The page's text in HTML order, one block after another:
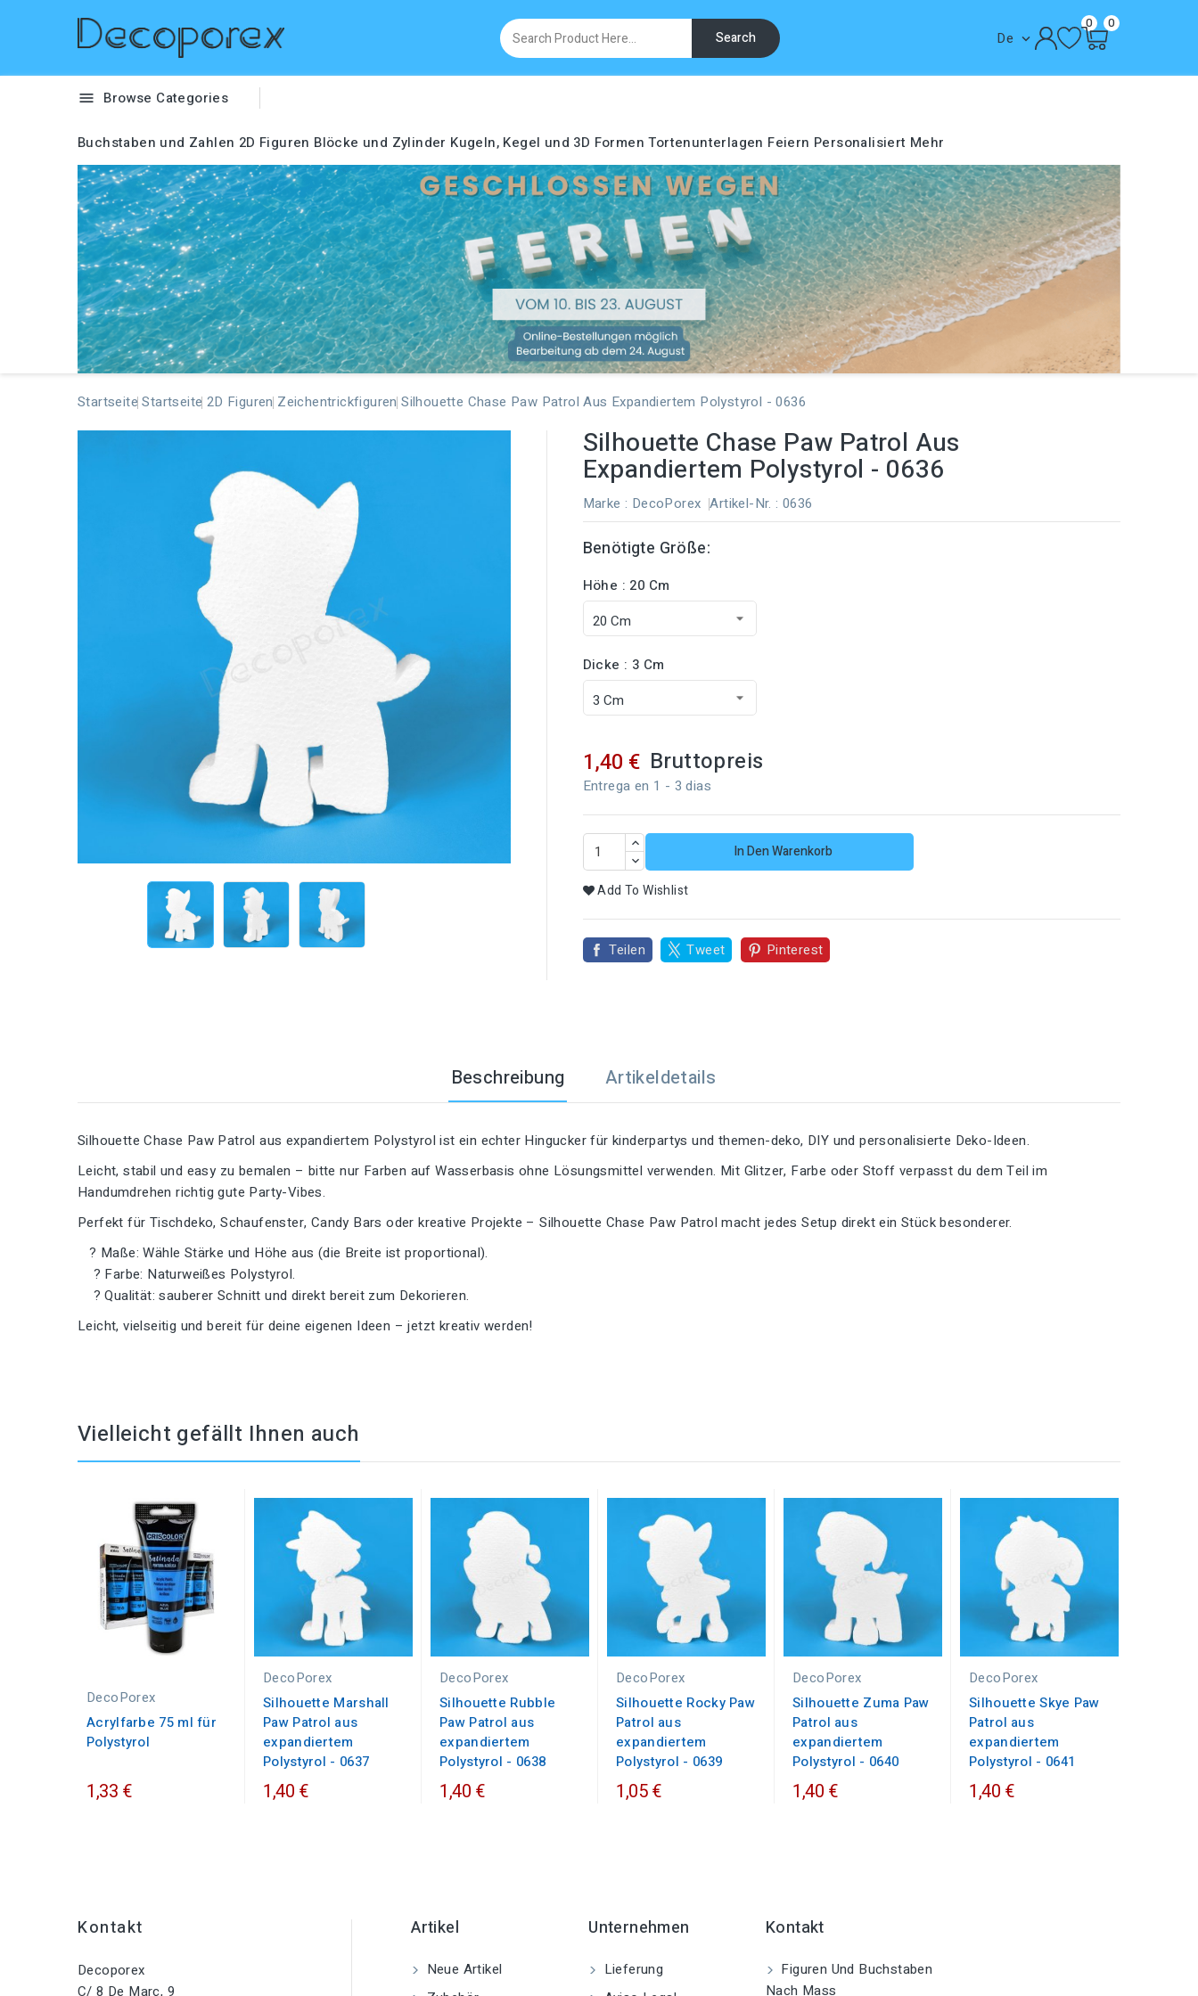
Search De 
0 0
 Browse Categories
Buchstaben und Zahlen 2D Figuren Blöcke und Zylinder Kugeln, Kegel und 3D Formen Tortenunterlagen Feiern Personalisiert Mehr
Startseite Startseite 2D Figuren Zeichentrickfiguren Silhouette Chase Paw Patrol Aus Expandiertem Polystyrol - 0636
Silhouette Chase Paw Patrol Aus
Expandiertem Polystyrol - 0636
Marke : DecoPorex Artikel-Nr. : 0636
Benötigte Größe:
Höhe : 20 Cm
Dicke : 3 Cm
1,40 € Bruttopreis
Entrega en 1 - 3 dias
In Den Warenkorb
Add To Wishlist
Teilen Tweet Pinterest
Beschreibung Artikeldetails
Silhouette Chase Paw Patrol aus expandiertem Polystyrol ist ein echter Hingucker für kinderpartys und themen-deko, DIY und personalisierte Deko-Ideen.
Leicht, stabil und easy zu bemalen – bitte nur Farben auf Wasserbasis ohne Lösungsmittel verwenden. Mit Glitzer, Farbe oder Stoff verpasst du dem Teil im
Handumdrehen richtig gute Party-Vibes.
Perfekt für Tischdeko, Schaufenster, Candy Bars oder kreative Projekte – Silhouette Chase Paw Patrol macht jedes Setup direkt ein Stück besonderer.
? Maße: Wähle Stärke und Höhe aus (die Breite ist proportional).
? Farbe: Naturweißes Polystyrol.
? Qualität: sauberer Schnitt und direkt bereit zum Dekorieren.
Leicht, vielseitig und bereit für deine eigenen Ideen – jetzt kreativ werden!
Vielleicht gefällt Ihnen auch
DecoPorex
Acrylfarbe 75 ml für
Polystyrol
1,33 €
DecoPorex
Silhouette Marshall
Paw Patrol aus
expandiertem
Polystyrol - 0637
1,40 €
DecoPorex
Silhouette Rubble
Paw Patrol aus
expandiertem
Polystyrol - 0638
1,40 €
DecoPorex
Silhouette Rocky Paw
Patrol aus
expandiertem
Polystyrol - 0639
1,05 €
DecoPorex
Silhouette Zuma Paw
Patrol aus
expandiertem
Polystyrol - 0640
1,40 €
DecoPorex
Silhouette Skye Paw
Patrol aus
expandiertem
Polystyrol - 0641
1,40 €
Kontakt
Decoporex
C/ 8 De Març, 9
Artikel
Neue Artikel
Unternehmen
Lieferung
Kontakt
Figuren Und Buchstaben
Nach Mass